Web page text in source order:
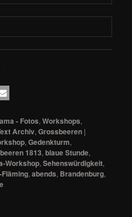
- Fotos,Workshops,
Archiv,Grossbeeren |
,Gedenkturm,
1813,blaue Stunde,
Workshop,Sehenswürdigkeit,
Fläming,abends, Brandenburg,